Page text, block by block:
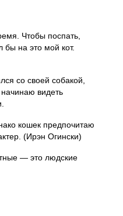
Чтобы поспать,
бы на это мой кот.
со своей собакой,
видеть
кошек предпочитаю
(Ирэн Огински)
— это людские